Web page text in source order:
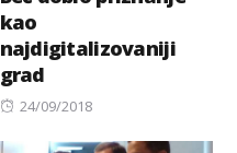
kao
najdigitalizovaniji
grad
Posted
24/09/2018